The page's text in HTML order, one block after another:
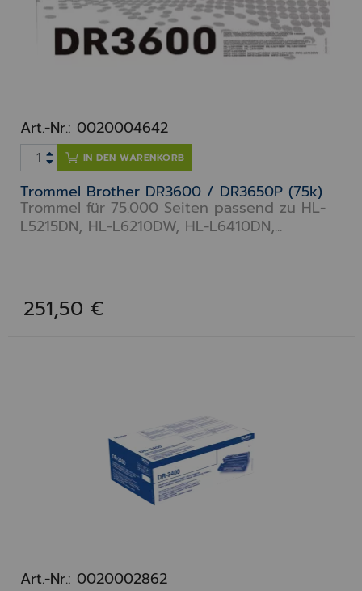
Art.-Nr.: 0020004642
IN DEN WARENKORB
Trommel Brother DR3600 / DR3650P (75k)
Trommel für 75.000 Seiten passend zu HL-
L5215DN, HL-L6210DW, HL-L6410DN,...
251,50 €
Art.-Nr.: 0020002862